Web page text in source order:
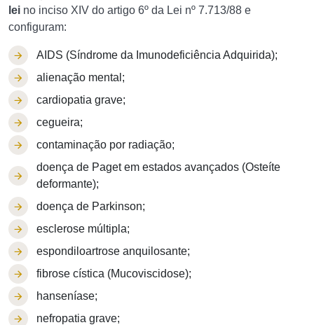
lei no inciso XIV do artigo 6º da Lei nº 7.713/88 e
configuram:
AIDS (Síndrome da Imunodeficiência Adquirida);
alienação mental;
cardiopatia grave;
cegueira;
contaminação por radiação;
doença de Paget em estados avançados (Osteíte
deformante);
doença de Parkinson;
esclerose múltipla;
espondiloartrose anquilosante;
fibrose cística (Mucoviscidose);
hanseníase;
nefropatia grave;